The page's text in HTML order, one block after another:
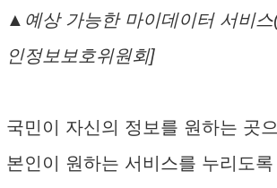
▲예상 가능한 마이데이터 서비
인정보보호위원회]
국민이 자신의 정보를 원하는 곳
본인이 원하는 서비스를 누리도